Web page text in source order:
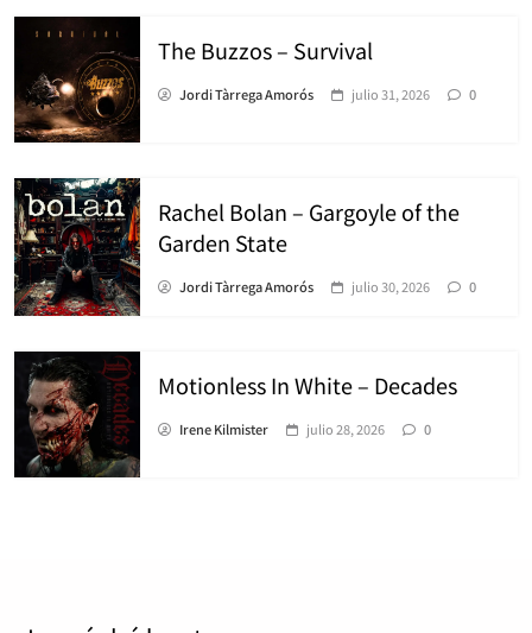
The Buzzos – Survival
Jordi Tàrrega Amorós julio 31, 2026 0
Rachel Bolan – Gargoyle of the
Garden State
Jordi Tàrrega Amorós julio 30, 2026 0
Motionless In White – Decades
Irene Kilmister julio 28, 2026 0